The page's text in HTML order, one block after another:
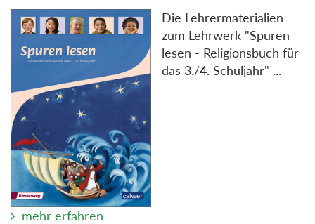
Die Lehrermaterialien
zum Lehrwerk "Spuren
lesen - Religionsbuch für
das 3./4. Schuljahr" ...
mehr erfahren